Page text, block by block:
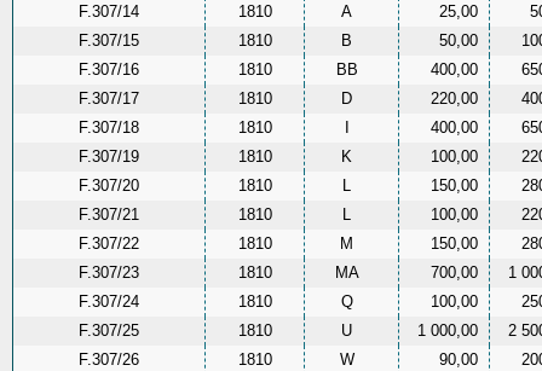
F.307/14
1810 A 25,00
F.307/15
1810 B 50,00
F.307/16
1810 BB 400,00
F.307/17
1810 D 220,00
F.307/18
1810 I 400,00
F.307/19
1810 K 100,00
F.307/20
1810 L 150,00
F.307/21
1810 L 100,00
F.307/22
1810 M 150,00
F.307/23
1810 MA 700,00
1
F.307/24
1810 Q 100,00
F.307/25
1810 U 1 000,00
2
F.307/26
1810 W 90,00